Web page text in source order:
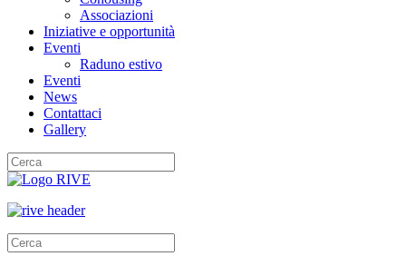
Associazioni
Iniziative e opportunità
Eventi
Raduno estivo
Eventi
News
Contattaci
Gallery